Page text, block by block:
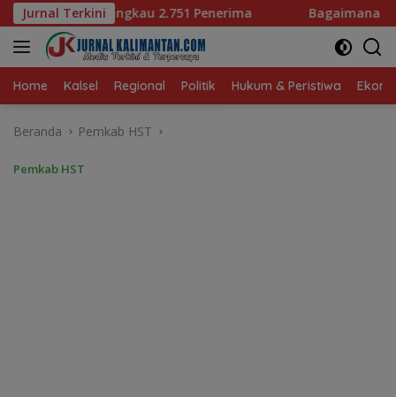
Langsung
ke
konten
Jurnal Terkini Bagaimana KIP Hadapi Deepfake dan Hoaks?
Home Kalsel Regional Politik Hukum & Peristiwa
Beranda Pemkab HST
Pemkab HST